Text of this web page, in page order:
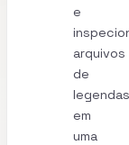
e
arquivos
de
legendas
em
uma